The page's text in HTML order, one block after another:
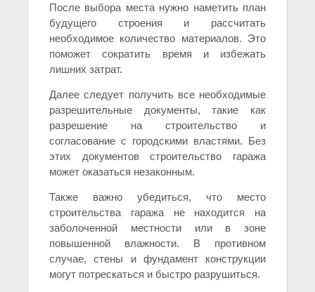
После выбора места нужно наметить план
будущего строения и рассчитать
необходимое количество материалов. Это
поможет сократить время и избежать
лишних затрат.
Далее следует получить все необходимые
разрешительные документы, такие как
разрешение на строительство и
согласование с городскими властями. Без
этих документов строительство гаража
может оказаться незаконным.
Также важно убедиться, что место
строительства гаража не находится на
заболоченной местности или в зоне
повышенной влажности. В противном
случае, стены и фундамент конструкции
могут потрескаться и быстро разрушиться.